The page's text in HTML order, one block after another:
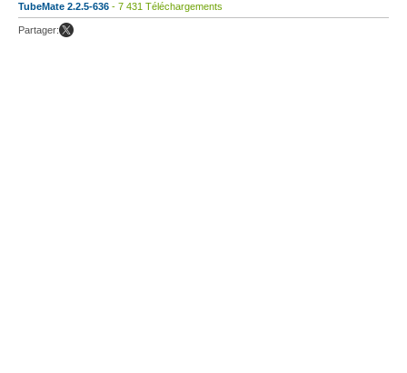
TubeMate 2.2.5-636 - 7 431 Téléchargements
Partager: